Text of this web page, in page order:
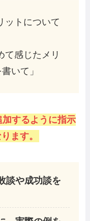
ットについて
て感じたメリ
いて」
するように指示
ます。
談や成功談を